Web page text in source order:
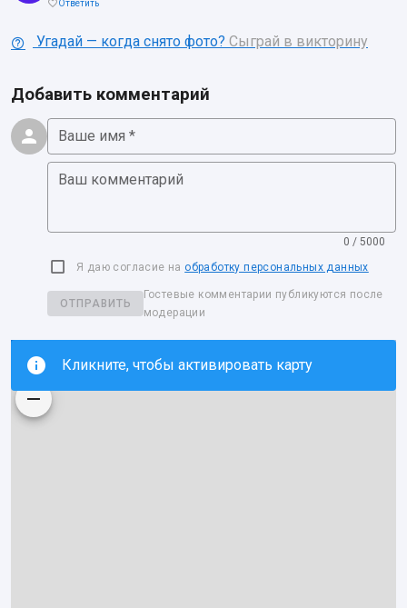
Ответить
Угадай — когда снято фото? Сыграй в викторину
Добавить комментарий
Ваше имя *
Ваш комментарий
0 / 5000
Я даю согласие на обработку персональных данных
ОТПРАВИТЬ
Гостевые комментарии публикуются после
модерации
Кликните, чтобы активировать карту